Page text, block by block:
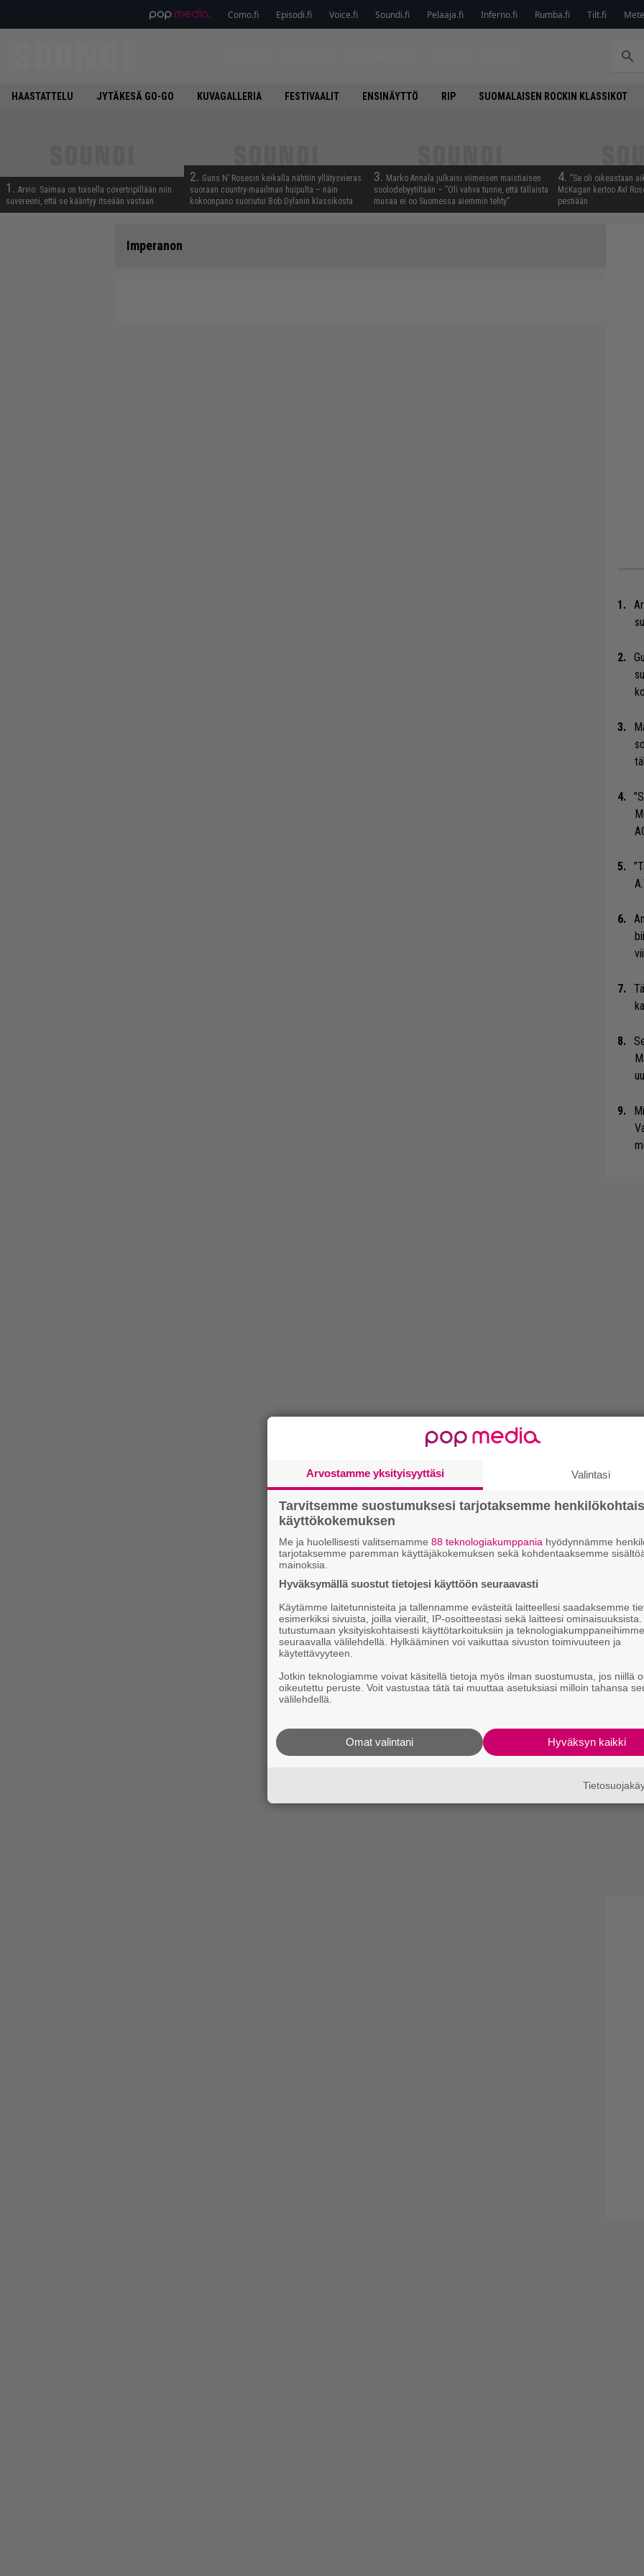
Como.fi Episodi.fi Voice.fi Soundi.fi Pelaaja.fi Inferno.fi Rumba.fi Tilt.fi
HAASTATTELU JYTÄKESÄ GO-GO KUVAGALLERIA FESTIVAALIT ENSINÄYTTÖ RIP SUOMALAISEN ROCKIN KLASSIKOT
1. Arvio: Saimaa on toisella covertripillään niin
suvereeni, että se kääntyy itseään vastaan
2. Guns N’ Rosesin keikalla nähtiin yllätysvieras
suoraan country-maailman huipulta – näin
kokoonpano suoriutui Bob Dylanin klassikosta
3. Marko Annala julkaisi viimeisen maistiaisen
soolodebyytiltään – ”Oli vahva tunne, että tällaista
musaa ei oo Suomessa aiemmin tehty”
4. ”Se oli oikeastaan
McKagan kertoo Axl
pestiään
Imperanon
Arvostamme yksityisyyttäsi Valintasi
Tarvitsemme suostumuksesi tarjotaksemme
käyttökokemuksen
Me ja huolellisesti valitsemamme 88 teknologiakumppania hyödynnämme
tarjotaksemme paremman käyttäjäkokemuksen sekä kohdentaaksemme
mainoksia.
Hyväksymällä suostut tietojesi käyttöön seuraavasti
Käytämme laitetunnisteita ja tallennamme evästeitä laitteellesi saadaksemme
esimerkiksi sivuista, joilla vierailit, IP-osoitteestasi sekä laitteesi
tutustumaan yksityiskohtaisesti käyttötarkoituksiin ja teknologiakumppaneihimme
seuraavalla välilehdellä. Hylkääminen voi vaikuttaa sivuston toimivuuteen ja
käytettävyyteen.
Jotkin teknologiamme voivat käsitellä tietoja myös ilman suostumusta, jos niillä
oikeutettu peruste. Voit vastustaa tätä tai muuttaa asetuksiasi milloin tahansa
välilehdellä.
Hyväksyn kaikki
Omat valintani